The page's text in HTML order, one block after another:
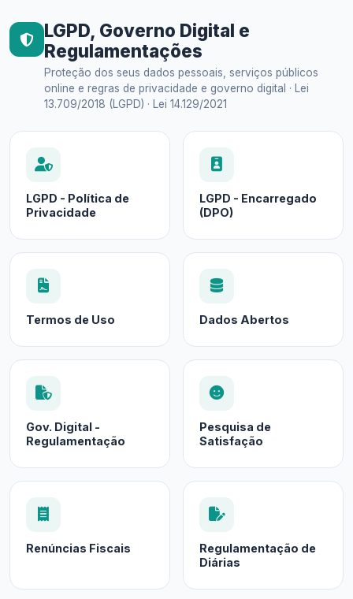
LGPD, Governo Digital e
Regulamentações
Proteção dos seus dados pessoais, serviços públicos
online e regras de privacidade e governo digital · Lei
13.709/2018 (LGPD) · Lei 14.129/2021
LGPD - Política de
Privacidade
LGPD - Encarregado
(DPO)
Termos de Uso Dados Abertos
Gov. Digital -
Regulamentação
Pesquisa de
Satisfação
Renúncias Fiscais
Regulamentação de
Diárias